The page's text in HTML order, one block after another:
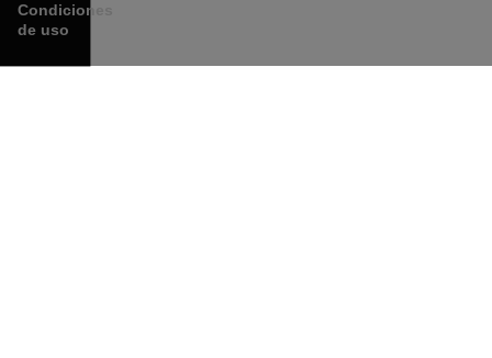
Condiciones
de uso